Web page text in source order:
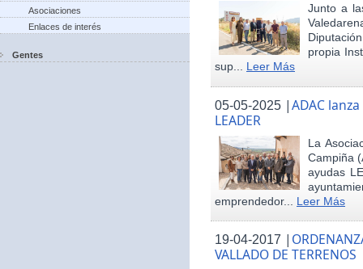
Asociaciones
Enlaces de interés
Gentes
Junto a
propia
sup... Leer Más
05-05-2025 |ADAC
LEADER
La
Campiña
ayudas
emprendedor... Leer Más
19-04-2017 |
VALLADO DE TERRENOS